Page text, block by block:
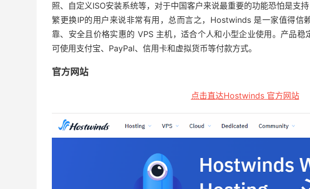
照、自定义ISO安装系统等，对于中国客户来说最重要的功能恐怕是支
繁更换IP的用户来说非常有用，总而言之，Hostwinds 是一家值得信
靠、安全且价格实惠的 VPS 主机，适合个人和小型企业使用。产品稳
可使用支付宝、PayPal、信用卡和虚拟货币等付款方式。
官方网站
点击直达Hostwinds 官方网站